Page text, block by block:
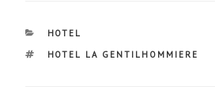
CATÉGORIES
HOTEL
ÉTIQUETTES
HOTEL LA GENTILHOMMIERE